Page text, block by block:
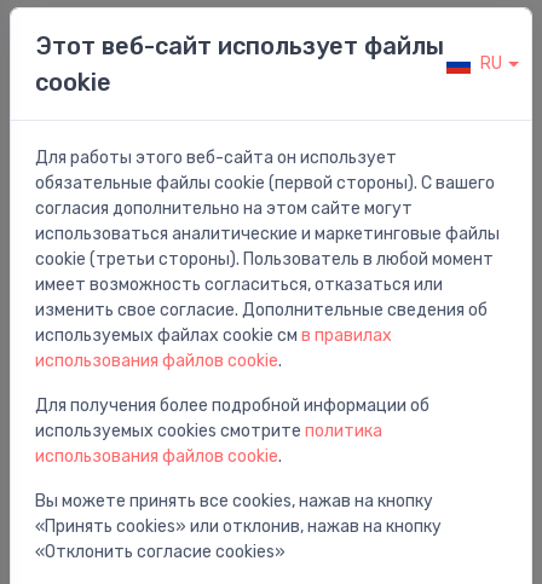
Держатели для душа
⬤Dušas stienis Unica`S Puro 900 ar vadu Isiflex 1600
mm, brushed bronze
217.00 €
⬤ Dušas stienis Unica Pulsify S, 650 mm, ar dušas
vadu Isiflex 1600 mm, hroms
Этот веб-сайт использует файлы
cookie
RU
Для работы этого веб-сайта он использует
обязательные файлы cookie (первой стороны). С вашего
согласия дополнительно на этом сайте могут
использоваться аналитические и маркетинговые файлы
cookie (третьи стороны). Пользователь в любой момент
имеет возможность согласиться, отказаться или
изменить свое согласие. Дополнительные сведения об
используемых файлах cookie см в правилах
использования файлов cookie.
Для получения более подробной информации об
используемых cookies смотрите политика
использования файлов cookie.
Вы можете принять все cookies, нажав на кнопку
«Принять cookies» или отклонив, нажав на кнопку
«Отклонить согласие cookies»